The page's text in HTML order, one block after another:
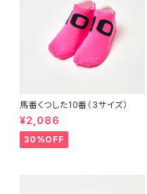
馬番くつした10番（3サイズ）
¥2,086
30%OFF